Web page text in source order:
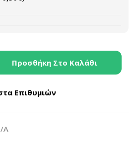
Προσθήκη Στο Καλάθι
Επιθυμιών
A